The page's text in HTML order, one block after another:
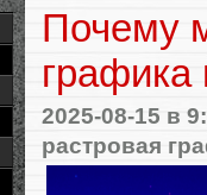
Почему
графика
2025-08-15 в
растровая